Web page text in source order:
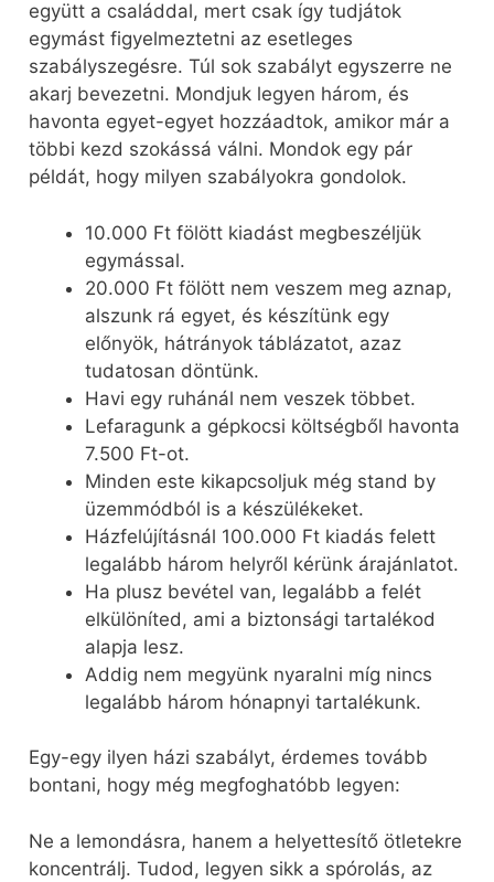
együtt a családdal, mert csak így tudjátok
egymást figyelmeztetni az esetleges
szabályszegésre. Túl sok szabályt egyszerre ne
akarj bevezetni. Mondjuk legyen három, és
havonta egyet-egyet hozzáadtok, amikor már a
többi kezd szokássá válni. Mondok egy pár
példát, hogy milyen szabályokra gondolok.
10.000 Ft fölött kiadást megbeszéljük
egymással.
20.000 Ft fölött nem veszem meg aznap,
alszunk rá egyet, és készítünk egy
előnyök, hátrányok táblázatot, azaz
tudatosan döntünk.
Havi egy ruhánál nem veszek többet.
Lefaragunk a gépkocsi költségből havonta
7.500 Ft-ot.
Minden este kikapcsoljuk még stand by
üzemmódból is a készülékeket.
Házfelújításnál 100.000 Ft kiadás felett
legalább három helyről kérünk árajánlatot.
Ha plusz bevétel van, legalább a felét
elkülöníted, ami a biztonsági tartalékod
alapja lesz.
Addig nem megyünk nyaralni míg nincs
legalább három hónapnyi tartalékunk.
Egy-egy ilyen házi szabályt, érdemes tovább
bontani, hogy még megfoghatóbb legyen:
Ne a lemondásra, hanem a helyettesítő ötletekre
koncentrálj. Tudod, legyen sikk a spórolás, az